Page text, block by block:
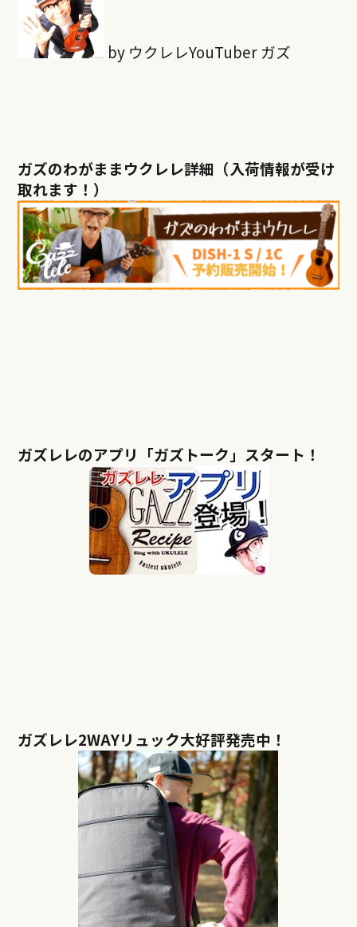
by ウクレレYouTuber ガズ
ガズのわがままウクレレ詳細（入荷情報が受け
取れます！）
ガズレレのアプリ「ガズトーク」スタート！
ガズレレ2WAYリュック大好評発売中！